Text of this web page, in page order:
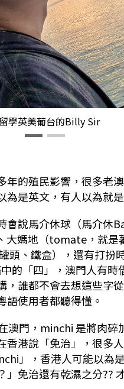
學英美葡台的Billy Sir
的殖民影響，很多老
是英文，有人以為就
會說馬介休球（馬介休
媽地（tomate，就是
、鐵盒），還有打扮
的「四」，澳門人有
誰都不會去想這些字
使用者都聽得懂。
門，minchi 是將肉碎
港說「免治」，很多
」，香港人可能以為
免治還有乾濕之分??